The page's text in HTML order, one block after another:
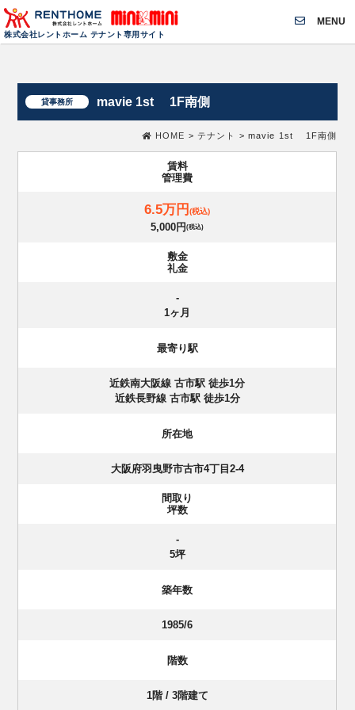
株式会社レントホーム テナント専用サイト
MENU
貸事務所 mavie 1st 1F南側
HOME > テナント > mavie 1st 1F南側
賃料
管理費
6.5万円(税込)
5,000円(税込)
敷金
礼金
-
1ヶ月
最寄り駅
近鉄南大阪線 古市駅 徒歩1分
近鉄長野線 古市駅 徒歩1分
所在地
大阪府羽曳野市古市4丁目2-4
間取り
坪数
-
5坪
築年数
1985/6
階数
1階 / 3階建て